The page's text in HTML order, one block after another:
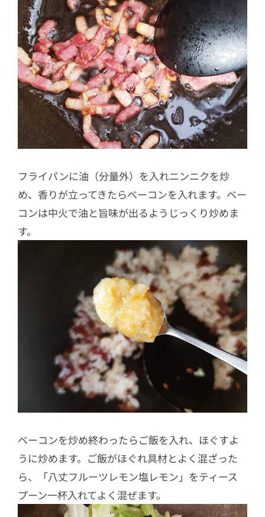
フライパンに油（分量外）を入れニンニクを炒
め、香りが立ってきたらベーコンを入れます。ベー
コンは中火で油と旨味が出るようじっくり炒めま
す。
ベーコンを炒め終わったらご飯を入れ、ほぐすよ
うに炒めます。ご飯がほぐれ具材とよく混ざった
ら、「八丈フルーツレモン塩レモン」をティース
プーン一杯入れてよく混ぜます。